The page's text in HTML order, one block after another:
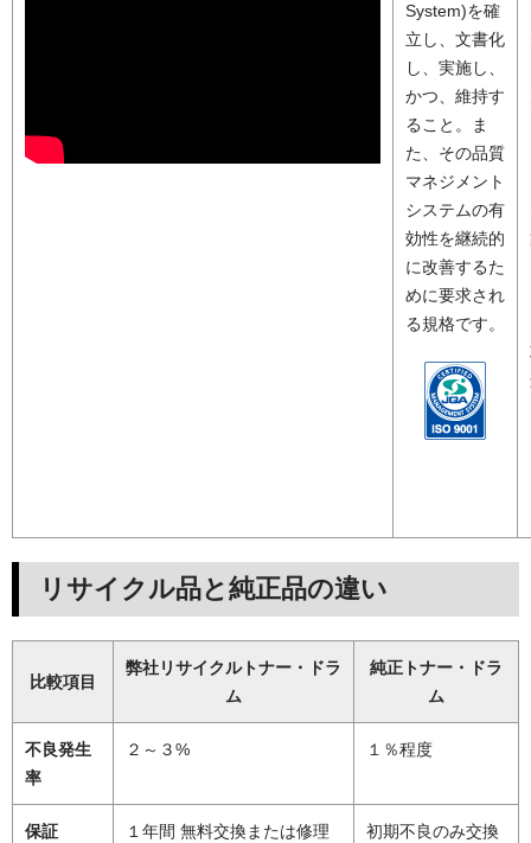
System)を確
立し、文書化
し、実施し、
かつ、維持す
ること。ま
た、その品質
マネジメント
システムの有
効性を継続的
に改善するた
めに要求され
る規格です。
リサイクル品と純正品の違い
比較項目
弊社リサイクルトナー・ドラ
ム
純正トナー・ドラ
ム
不良発生
率
２～３% １％程度
保証 １年間 無料交換または修理 初期不良のみ交換